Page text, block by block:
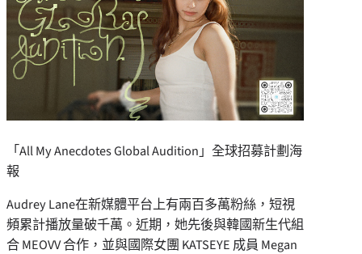
「All My Anecdotes Global Audition」全球招募計劃海
報
Audrey Lane在新媒體平台上有兩百多萬粉絲，短視
頻累計播放量破千萬。近期，她先後與韓國新生代組
合 MEOVV 合作，並與國際女團 KATSEYE 成員 Megan